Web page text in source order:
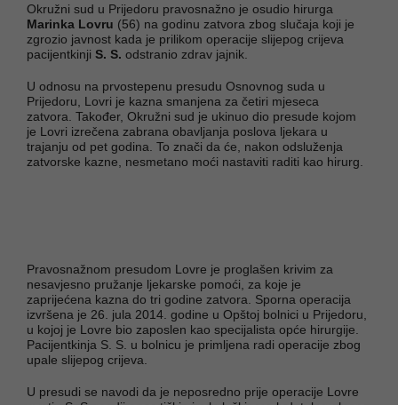
Okružni sud u Prijedoru pravosnažno je osudio hirurga
Marinka Lovru (56) na godinu zatvora zbog slučaja koji je
zgrozio javnost kada je prilikom operacije slijepog crijeva
pacijentkinji S. S. odstranio zdrav jajnik.
U odnosu na prvostepenu presudu Osnovnog suda u
Prijedoru, Lovri je kazna smanjena za četiri mjeseca
zatvora. Također, Okružni sud je ukinuo dio presude kojom
je Lovri izrečena zabrana obavljanja poslova ljekara u
trajanju od pet godina. To znači da će, nakon odsluženja
zatvorske kazne, nesmetano moći nastaviti raditi kao hirurg.
Pravosnažnom presudom Lovre je proglašen krivim za
nesavjesno pružanje ljekarske pomoći, za koje je
zaprijećena kazna do tri godine zatvora. Sporna operacija
izvršena je 26. jula 2014. godine u Opštoj bolnici u Prijedoru,
u kojoj je Lovre bio zaposlen kao specijalista opće hirurgije.
Pacijentkinja S. S. u bolnicu je primljena radi operacije zbog
upale slijepog crijeva.
U presudi se navodi da je neposredno prije operacije Lovre